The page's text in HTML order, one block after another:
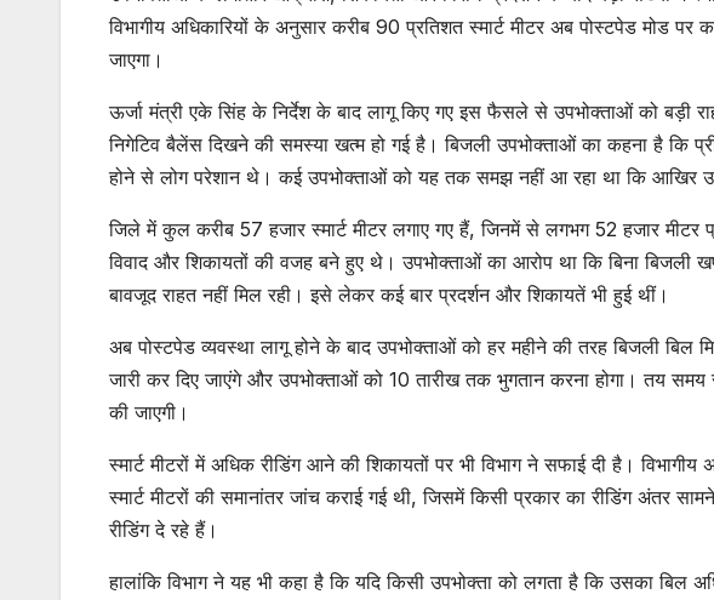
विभागीय अधिकारियों के अनुसार करीब 90 प्रतिशत स्मार्ट मीटर अब पोस्टपेड मोड पर
जाएगा।
ऊर्जा मंत्री एके सिंह के निर्देश के बाद लागू किए गए इस फैसले से उपभोक्ताओं को बड़ी
निगेटिव बैलेंस दिखने की समस्या खत्म हो गई है। बिजली उपभोक्ताओं का कहना है कि
होने से लोग परेशान थे। कई उपभोक्ताओं को यह तक समझ नहीं आ रहा था कि
जिले में कुल करीब 57 हजार स्मार्ट मीटर लगाए गए हैं, जिनमें से लगभग 52 हजार मीटर
विवाद और शिकायतों की वजह बने हुए थे। उपभोक्ताओं का आरोप था कि बिना बिजली
बावजूद राहत नहीं मिल रही। इसे लेकर कई बार प्रदर्शन और शिकायतें भी हुई थीं।
अब पोस्टपेड व्यवस्था लागू होने के बाद उपभोक्ताओं को हर महीने की तरह बिजली बिल
जारी कर दिए जाएंगे और उपभोक्ताओं को 10 तारीख तक भुगतान करना होगा। तय समय
की जाएगी।
स्मार्ट मीटरों में अधिक रीडिंग आने की शिकायतों पर भी विभाग ने सफाई दी है।
स्मार्ट मीटरों की समानांतर जांच कराई गई थी, जिसमें किसी प्रकार का रीडिंग अंतर
रीडिंग दे रहे हैं।
हालांकि विभाग ने यह भी कहा है कि यदि किसी उपभोक्ता को लगता है कि उसका